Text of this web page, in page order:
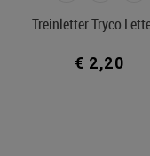
Treinletter Tryco
€ 2,20